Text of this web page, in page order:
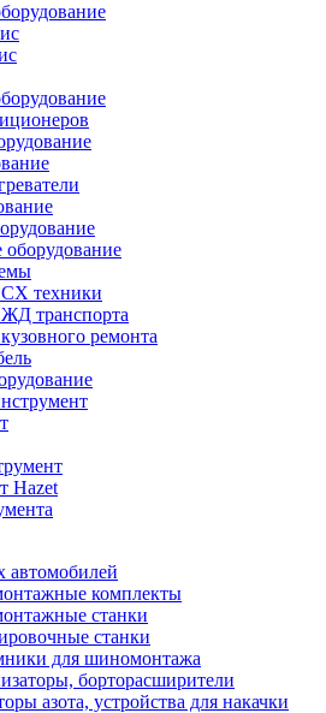
СХ техники
транспорта
ремонта
Hazet
автомобилей
комплекты
станки
станки
для шиномонтажа
борторасширители
азота, устройства для накачки